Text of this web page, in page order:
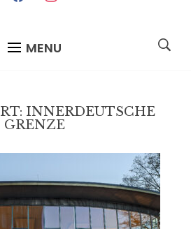
MENU
INNERDEUTSCHE
GRENZE